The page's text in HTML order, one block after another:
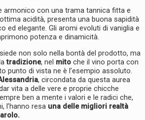
armonico con una trama tannica fitta e
acidità, presenta una buona sapidità
ed elegante. Gli aromi evoluti di vaniglia e
potenza e dinamicità.
non solo nella bontà del prodotto, ma
tradizione, nel mito che il vino porta con
punto di vista ne è l’esempio assoluto.
, circondata da questa aurea
vita a delle vere e proprie chicche
ben a mente i valori e le radici che,
l’hanno resa una delle migliori realtà